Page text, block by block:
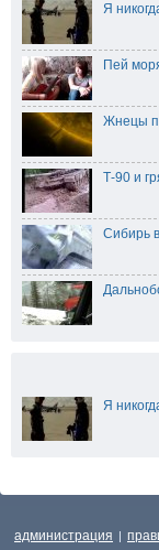
Я
Пей
Жнецы
Т-90 и
Сибирь
Я
администрация |